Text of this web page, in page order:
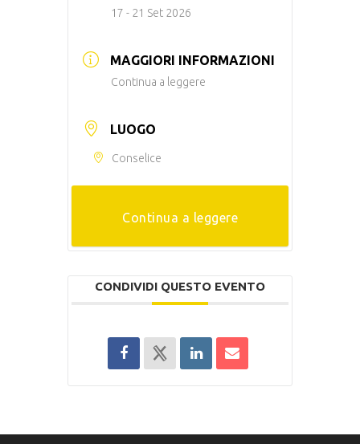
17 - 21 Set 2026
MAGGIORI INFORMAZIONI
Continua a leggere
LUOGO
Conselice
Continua a leggere
CONDIVIDI QUESTO EVENTO